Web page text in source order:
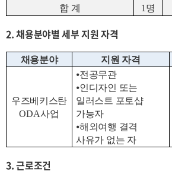
합 계 1 명
2. 채용분야별 세부 지원 자격
채용분야 지원 자격
우즈베키스탄
ODA사업
⦁전공무관
⦁인디자인 또는
일러스트 포토샵
가능자
⦁해외여행 결격
사유가 없는 자
3. 근로조건